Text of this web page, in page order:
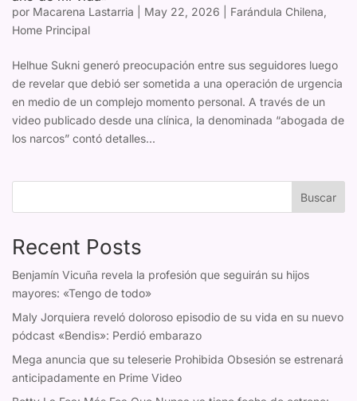
por Macarena Lastarria May 22, 2026 Farándula Chilena,
Home Principal
Helhue Sukni generó preocupación entre sus seguidores luego
de revelar que debió ser sometida a una operación de urgencia
en medio de un complejo momento personal. A través de un
video publicado desde una clínica, la denominada “abogada de
los narcos” contó detalles...
Buscar
Recent Posts
Benjamín Vicuña revela la profesión que seguirán su hijos
mayores: «Tengo de todo»
Maly Jorquiera reveló doloroso episodio de su vida en su nuevo
pódcast «Bendis»: Perdió embarazo
Mega anuncia que su teleserie Prohibida Obsesión se estrenará
anticipadamente en Prime Video